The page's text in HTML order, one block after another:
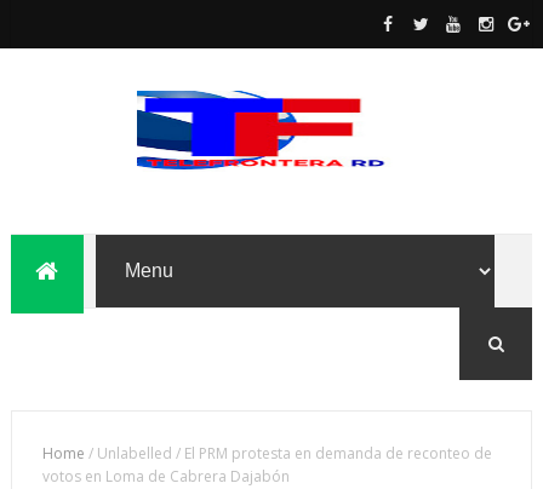
Home /Unlabelled / El PRM protesta en demanda de reconteo de
votos en Loma de Cabrera Dajabón